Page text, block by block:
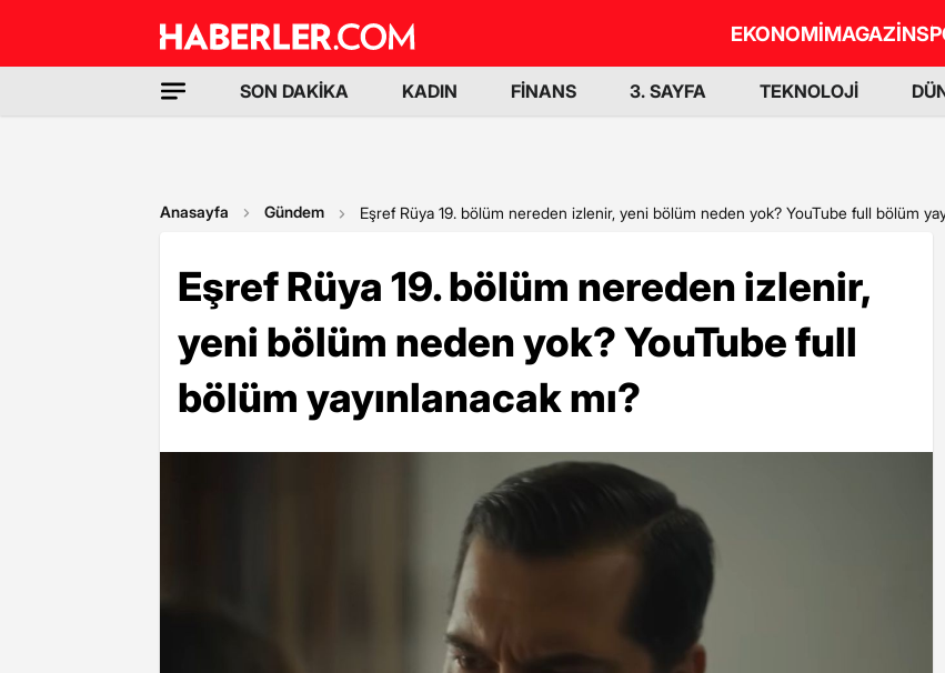
EKONOMİMAGAZİN
SON DAKİKA KADIN FİNANS 3. SAYFA TEKNOLOJİ
Anasayfa Gündem Eşref Rüya 19. bölüm nereden izlenir, yeni bölüm neden yok? YouTube full bölüm
Eşref Rüya 19. bölüm nereden izlenir,
yeni bölüm neden yok? YouTube full
bölüm yayınlanacak mı?